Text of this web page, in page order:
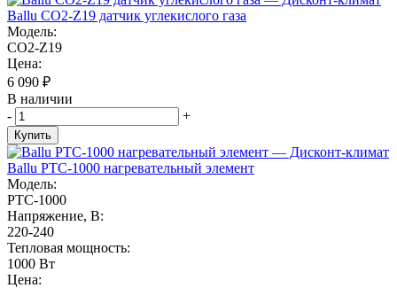
Ballu CO2-Z19 датчик углекислого газа
Модель:
CO2-Z19
Цена:
6 090 ₽
В наличии
-
+
Купить
Ballu PTC-1000 нагревательный элемент
Модель:
PTC-1000
Напряжение, В:
220-240
Тепловая мощность:
1000 Вт
Цена: